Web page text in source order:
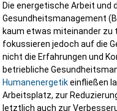
Die energetische Arbeit und
Gesundheitsmanagement
kaum etwas miteinander zu
fokussieren jedoch auf die
nicht die Erfahrungen und
betriebliche
Humanenergetikeinfließen
Arbeitsplatz, zur
letztlich auch zur